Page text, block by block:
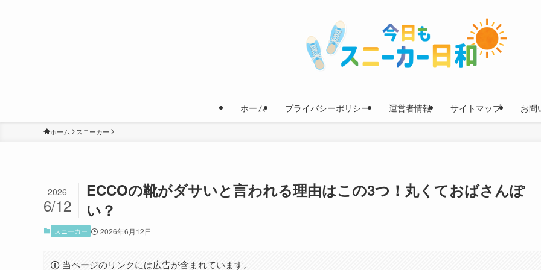
ホーム プライバシーポリシー 運営者情報 サイトマップ お問
ホーム スニーカー
ECCOの靴がダサいと言われる理由はこの3つ！丸くておばさんぽ
い？
2026
6/12
スニーカー 2026年6月12日
当ページのリンクには広告が含まれています。